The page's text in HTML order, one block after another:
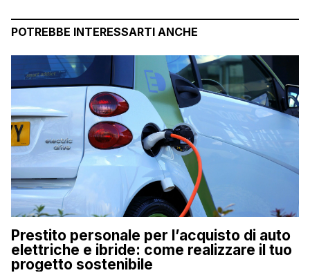
POTREBBE INTERESSARTI ANCHE
Prestito personale per l’acquisto di auto
elettriche e ibride: come realizzare il tuo
progetto sostenibile